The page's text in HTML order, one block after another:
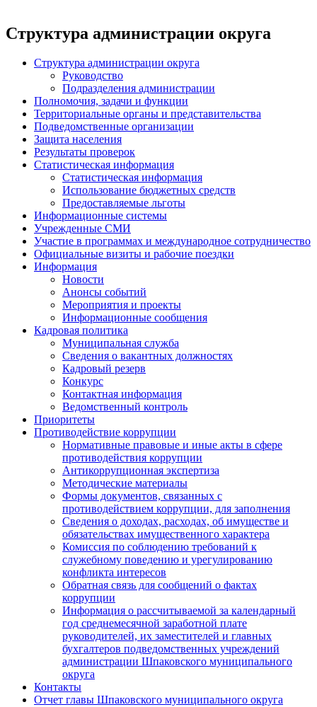
Структура администрации округа
Структура администрации округа
Руководство
Подразделения администрации
Полномочия, задачи и функции
Территориальные органы и представительства
Подведомственные организации
Защита населения
Результаты проверок
Статистическая информация
Статистическая информация
Использование бюджетных средств
Предоставляемые льготы
Информационные системы
Учрежденные СМИ
Участие в программах и международное сотрудничество
Официальные визиты и рабочие поездки
Информация
Новости
Анонсы событий
Мероприятия и проекты
Информационные сообщения
Кадровая политика
Муниципальная служба
Сведения о вакантных должностях
Кадровый резерв
Конкурс
Контактная информация
Ведомственный контроль
Приоритеты
Противодействие коррупции
Нормативные правовые и иные акты в сфере
противодействия коррупции
Антикоррупционная экспертиза
Методические материалы
Формы документов, связанных с
противодействием коррупции, для заполнения
Сведения о доходах, расходах, об имуществе и
обязательствах имущественного характера
Комиссия по соблюдению требований к
служебному поведению и урегулированию
конфликта интересов
Обратная связь для сообщений о фактах
коррупции
Информация о рассчитываемой за календарный
год среднемесячной заработной плате
руководителей, их заместителей и главных
бухгалтеров подведомственных учреждений
администрации Шпаковского муниципального
округа
Контакты
Отчет главы Шпаковского муниципального округа